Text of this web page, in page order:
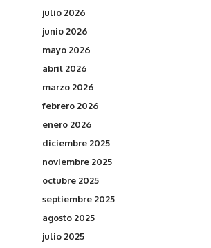
julio 2026
junio 2026
mayo 2026
abril 2026
marzo 2026
febrero 2026
enero 2026
diciembre 2025
noviembre 2025
octubre 2025
septiembre 2025
agosto 2025
julio 2025